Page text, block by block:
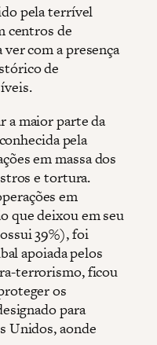
pela terrível
centros de
com a presença
de
a maior parte da
pela
em massa dos
e tortura.
em
que deixou em seu
39%), foi
apoiada pelos
terrorismo, ficou
os
para
Unidos, aonde